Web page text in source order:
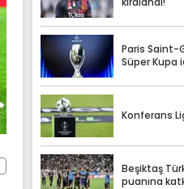
kiralandı!
Paris Saint-
Süper Kupa
Konferans
Beşiktaş
puanına